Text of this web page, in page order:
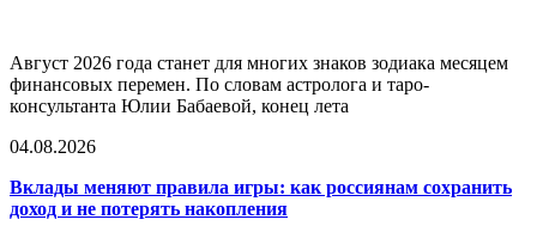
Август 2026 года станет для многих знаков зодиака месяцем
финансовых перемен. По словам астролога и таро-
консультанта Юлии Бабаевой, конец лета
04.08.2026
Вклады меняют правила игры: как россиянам сохранить
доход и не потерять накопления